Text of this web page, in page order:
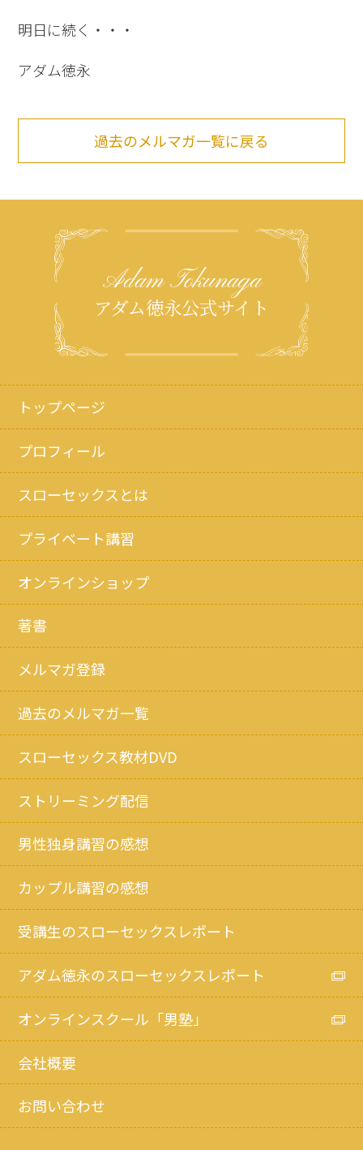
明日に続く・・・
アダム徳永
過去のメルマガ一覧に戻る
Adam Tokunaga
アダム徳永公式サイト
トップページ
プロフィール
スローセックスとは
プライベート講習
オンラインショップ
著書
メルマガ登録
過去のメルマガ一覧
スローセックス教材DVD
ストリーミング配信
男性独身講習の感想
カップル講習の感想
受講生のスローセックスレポート
アダム徳永のスローセックスレポート
オンラインスクール「男塾」
会社概要
お問い合わせ